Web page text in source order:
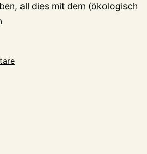
all dies mit dem (ökologisch